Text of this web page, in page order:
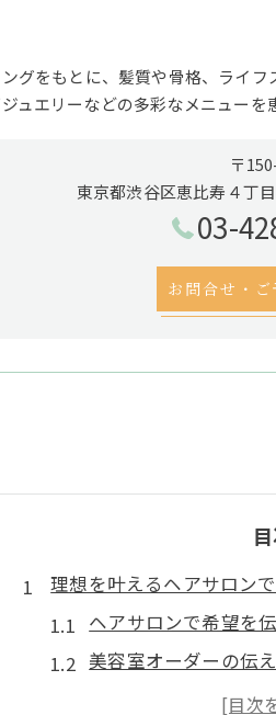
グをもとに、髪質や骨格、ライ
ュエリーなどの多彩なメニューを
〒
東京都渋谷区恵比寿４丁
03-
お問合せ・
理想を叶えるヘアサロン
ヘアサロンで希望を
美容室オーダーの伝
なりたい髪型をヘア